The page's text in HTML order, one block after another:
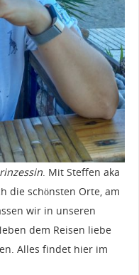
. Mit Steffen aka
die schönsten Orte, am
wir in unseren
dem Reisen liebe
Alles findet hier im